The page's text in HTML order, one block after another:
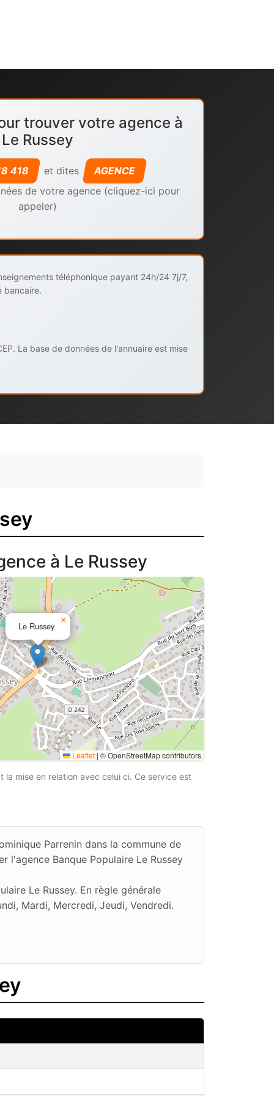
trouver votre agence à
Le Russey
418 et dites
AGENCE
de votre agence (cliquez-ici pour
appeler)
téléphonique payant 24h/24 7j/7,
bancaire.
La base de données de l'annuaire est mise
à Le Russey
Le Russey
×
Leaflet | © OpenStreetMap contributors
mise en relation avec celui ci. Ce service est
Parrenin dans la commune de
l'agence Banque Populaire Le Russey
Le Russey. En règle générale
Mardi, Mercredi, Jeudi, Vendredi.